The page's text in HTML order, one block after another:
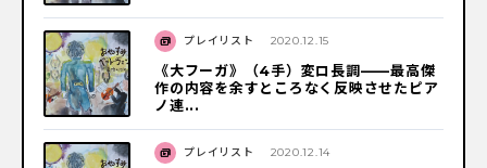
プレイリスト 2020.12.15
《大フーガ》（4手）変ロ長調——最高傑
作の内容を余すところなく反映させたピア
ノ連...
プレイリスト 2020.12.14